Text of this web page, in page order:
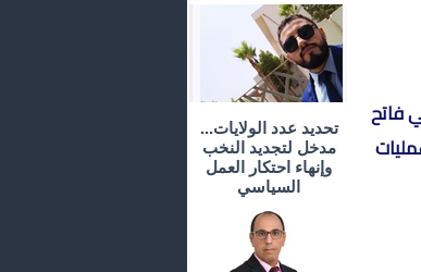
تحديد عدد الولايات...
مدخل لتجديد النخب
وإنهاء احتكار العمل
السياسي
و المالية رقم 852.12 صادر في فاتح
عمليات